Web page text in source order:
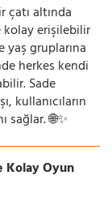
çatı altında
kolay erişilebilir
yaş gruplarına
herkes kendi
Sade
kullanıcıların
sağlar. 🌐✨
Oyun